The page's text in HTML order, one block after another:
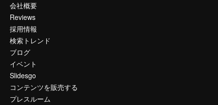
会社概要
Reviews
採用情報
検索トレンド
ブログ
イベント
Slidesgo
コンテンツを販売する
プレスルーム